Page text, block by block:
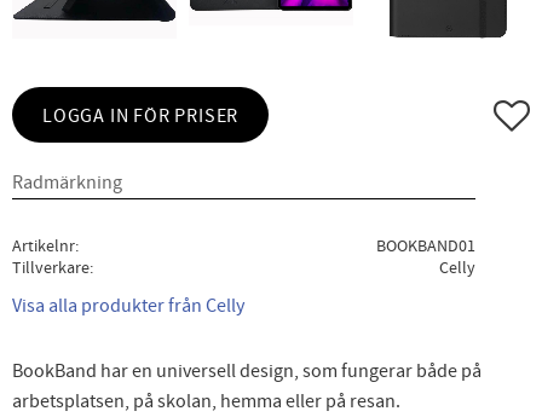
LOGGA IN FÖR PRISER Lägg
Artikelnr
BOOKBAND01
Tillverkare
Celly
Visa alla produkter från Celly
BookBand har en universell design, som fungerar både på
arbetsplatsen, på skolan, hemma eller på resan.